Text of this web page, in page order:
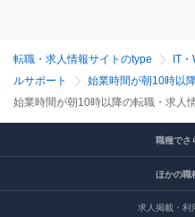
転職・求人情報サイトのtype IT
ルサポート
始業時間が朝10時以
始業時間が朝10時以降の転職・求人
職種でさ
ほかの職
求人掲載・利